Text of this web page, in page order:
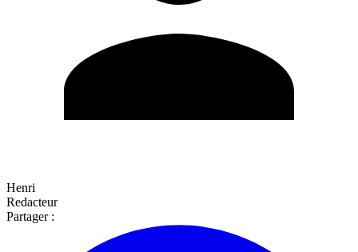
Henri
Redacteur
Partager :